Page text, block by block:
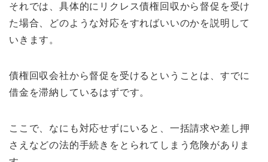
それでは、具体的にリクレス債権回収から督促を受け
た場合、どのような対応をすればいいのかを説明して
いきます。
債権回収会社から督促を受けるということは、すでに
借金を滞納しているはずです。
ここで、なにも対応せずにいると、一括請求や差し押
さえなどの法的手続きをとられてしまう危険がありま